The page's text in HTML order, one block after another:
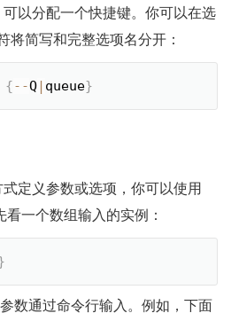
以分配一个快捷键。你可以在选
将简写和完整选项名分开：
{--Q | queue}
定义参数或选项，你可以使用
一个数组输入的实例：
参数通过命令行输入。例如，下面